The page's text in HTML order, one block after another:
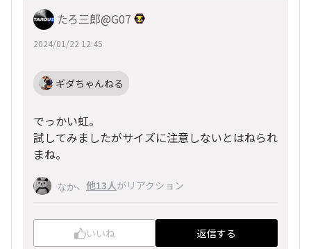
たろ三郎@G07
2024/01/22 12:45
ギダちゃんねる
でっかい虹。
試してみましたがサイズに注意しないとはねられ
まね。
なか、 他13人がリアクション
いいね 返信する